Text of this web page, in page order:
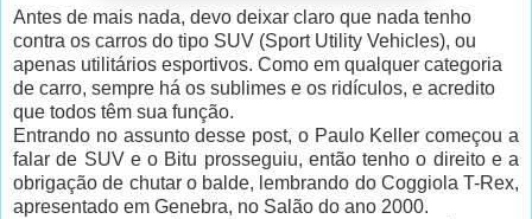
Antes de mais nada, devo deixar claro que nada tenho
contra os carros do tipo SUV (Sport Utility Vehicles), ou
apenas utilitários esportivos. Como em qualquer categoria
de carro, sempre há os sublimes e os ridículos, e acredito
que todos têm sua função.
Entrando no assunto desse post, o Paulo Keller começou a
falar de SUV e o Bitu prosseguiu, então tenho o direito e a
obrigação de chutar o balde, lembrando do Coggiola T-Rex,
apresentado em Genebra, no Salão do ano 2000.